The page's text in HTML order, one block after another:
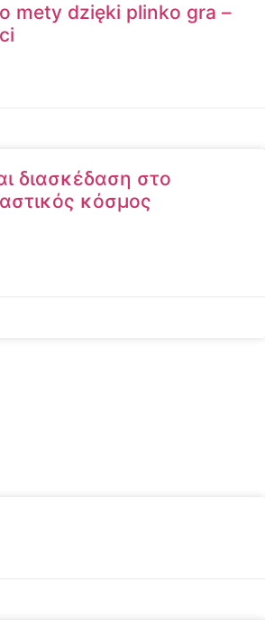
mety dzięki plinko gra –
διασκέδαση στο
κόσμος